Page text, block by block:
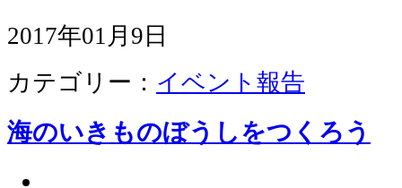
2017年01月9日
カテゴリー： イベント報告
海のいきものぼうしをつくろう